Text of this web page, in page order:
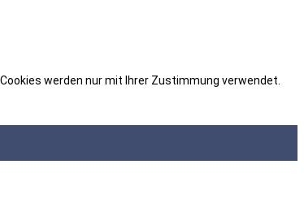
werden nur mit Ihrer Zustimmung verwendet.